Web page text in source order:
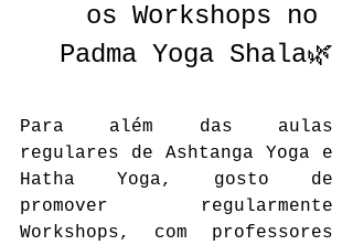
os Workshops no
Padma Yoga Shala🌿
Para além das aulas
regulares de Ashtanga Yoga e
Hatha Yoga, gosto de
promover regularmente
Workshops, com professores